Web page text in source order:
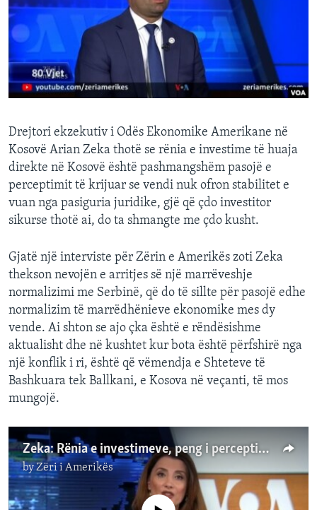
INTERVISTA
DITARI
Drejtori ekzekutiv i Odës Ekonomike Amerikane në
Kosovë Arian Zeka thotë se rënia e investime të huaja
direkte në Kosovë është pashmangshëm pasojë e
perceptimit të krijuar se vendi nuk ofron stabilitet e
vuan nga pasiguria juridike, gjë që çdo investitor
sikurse thotë ai, do ta shmangte me çdo kusht.
Gjatë një interviste për Zërin e Amerikës zoti Zeka
thekson nevojën e arritjes së një marrëveshje
normalizimi me Serbinë, që do të sillte për pasojë edhe
normalizim të marrëdhënieve ekonomike mes dy
vende. Ai shton se ajo çka është e rëndësishme
aktualisht dhe në kushtet kur bota është përfshirë nga
një konflik i ri, është që vëmendja e Shteteve të
Bashkuara tek Ballkani, e Kosova në veçanti, të mos
mungojë.
Zeka: Rënia e investimeve, peng i perceptimit se Kosova nuk ofron stabilitet
byZëri i Amerikës
No media source currently available